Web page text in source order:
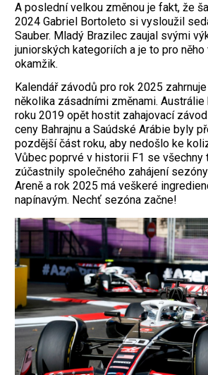
A poslední velkou změnou je fakt, že
2024 Gabriel Bortoleto si vysloužil
Sauber. Mladý Brazilec zaujal svými
juniorských kategoriích a je to pro něho
okamžik.
Kalendář závodů pro rok 2025
několika zásadními změnami.
roku 2019 opět hostit zahajovací
ceny Bahrajnu a Saúdské Arábie byly
pozdější část roku, aby nedošlo ke
Vůbec poprvé v historii F1 se všechny
zúčastnily společného zahájení
Areně a rok 2025 má veškeré
napínavým. Nechť sezóna začne!